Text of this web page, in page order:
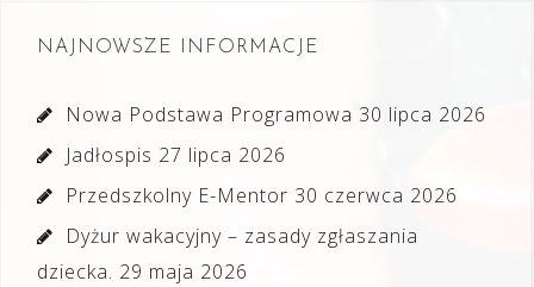
NAJNOWSZE INFORMACJE
Nowa Podstawa Programowa 30 lipca 2026
Jadłospis 27 lipca 2026
Przedszkolny E-Mentor 30 czerwca 2026
Dyżur wakacyjny – zasady zgłaszania
dziecka. 29 maja 2026